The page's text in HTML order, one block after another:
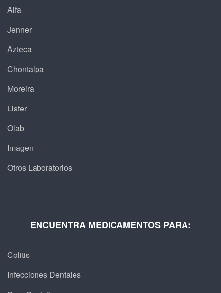
Alfa
Jenner
Azteca
Chontalpa
Moreira
Lister
Olab
Imagen
Otros Laboratorios
ENCUENTRA MEDICAMENTOS PARA:
Colitis
Infecciones Dentales